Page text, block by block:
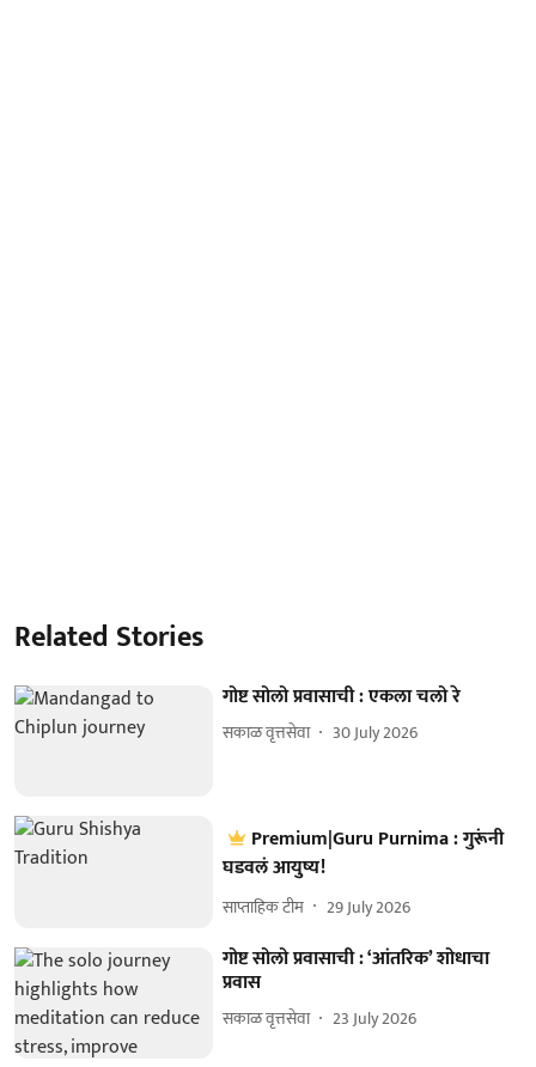
Related Stories
गोष्ट सोलो प्रवासाची : एकला चलो रे
सकाळ वृत्तसेवा 30 July 2026
Premium|Guru Purnima : गुरूंनी
घडवलं आयुष्य!
साप्ताहिक टीम 29 July 2026
गोष्ट सोलो प्रवासाची : ‘आंतरिक’ शोधाचा
प्रवास
सकाळ वृत्तसेवा 23 July 2026